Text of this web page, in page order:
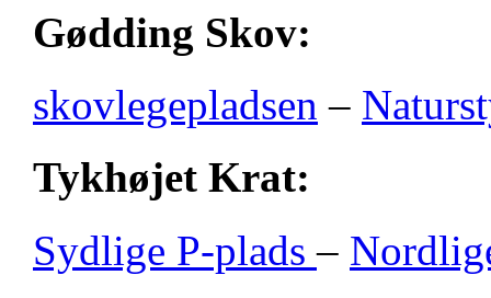
Gødding Skov:
skovlegepladsen –
Tykhøjet Krat:
Sydlige P-plads–